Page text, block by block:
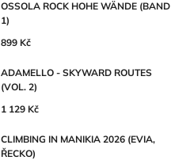
OSSOLA ROCK HOHE WÄNDE (BAND
1)
899 Kč
ADAMELLO - SKYWARD ROUTES
(VOL. 2)
1 129 Kč
CLIMBING IN MANIKIA 2026 (EVIA,
ŘECKO)